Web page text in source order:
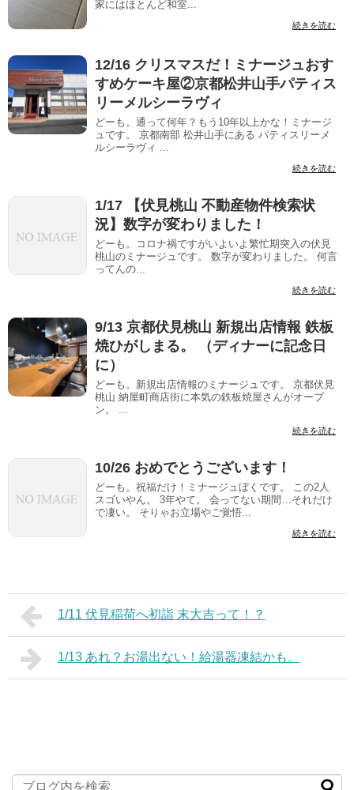
家にはほとんど和室...
続きを読む
12/16 クリスマスだ！ミナージュおす
すめケーキ屋②京都松井山手パティス
リーメルシーラヴィ
どーも。通って何年？もう10年以上かな！ミナージ
ュです。 京都南部 松井山手にある パティスリーメ
ルシーラヴィ ...
続きを読む
1/17 【伏見桃山 不動産物件検索状
況】数字が変わりました！
どーも。コロナ禍ですがいよいよ繁忙期突入の伏見
桃山のミナージュです。 数字が変わりました。 何言
ってんの...
続きを読む
9/13 京都伏見桃山 新規出店情報 鉄板
焼ひがしまる。 （ディナーに記念日
に）
どーも。新規出店情報のミナージュです。 京都伏見
桃山 納屋町商店街に本気の鉄板焼屋さんがオープ
ン。 ...
続きを読む
10/26 おめでとうございます！
どーも。祝福だけ！ミナージュぼくです。 この2人
スゴいやん。 3年やて。 会ってない期間…それだけ
で凄い。 そりゃお立場やご覚悟...
続きを読む
1/11 伏見稲荷へ初詣 末大吉って！？
1/13 あれ？お湯出ない！給湯器凍結かも。